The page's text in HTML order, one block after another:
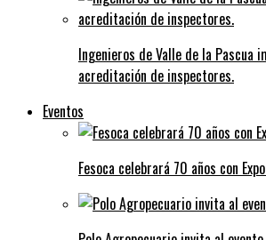
Ingenieros de Valle de la Pascua
acreditación de inspectores.
Eventos
Fesoca celebrará 70 años con